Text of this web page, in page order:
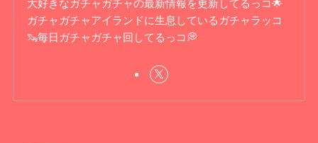
大好きなガチャガチャの最新情報を更新してるっコ🌟
ガチャガチャアイランドに生息しているガチャラッコ
🦦毎日ガチャガチャ回してるっコ💭